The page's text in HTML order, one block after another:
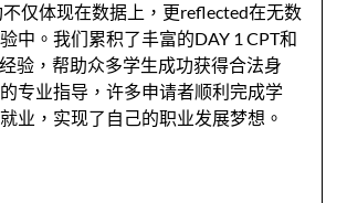
仅体现在数据上，更reflected在无数
中。我们累积了丰富的DAY 1 CPT和
验，帮助众多学生成功获得合法身
专业指导，许多申请者顺利完成学
业，实现了自己的职业发展梦想。